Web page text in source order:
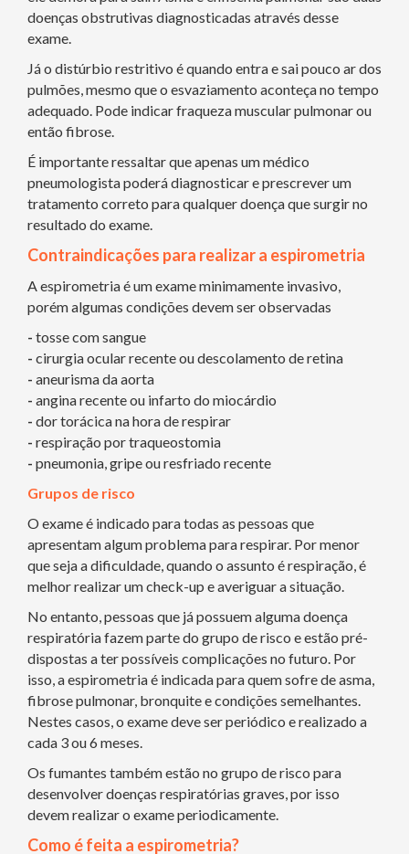
doenças obstrutivas diagnosticadas através desse
exame.
Já o distúrbio restritivo é quando entra e sai pouco ar dos
pulmões, mesmo que o esvaziamento aconteça no tempo
adequado. Pode indicar fraqueza muscular pulmonar ou
então fibrose.
É importante ressaltar que apenas um médico
pneumologista poderá diagnosticar e prescrever um
tratamento correto para qualquer doença que surgir no
resultado do exame.
Contraindicações para realizar a espirometria
A espirometria é um exame minimamente invasivo,
porém algumas condições devem ser observadas
- tosse com sangue
- cirurgia ocular recente ou descolamento de retina
- aneurisma da aorta
- angina recente ou infarto do miocárdio
- dor torácica na hora de respirar
- respiração por traqueostomia
- pneumonia, gripe ou resfriado recente
Grupos de risco
O exame é indicado para todas as pessoas que
apresentam algum problema para respirar. Por menor
que seja a dificuldade, quando o assunto é respiração, é
melhor realizar um check-up e averiguar a situação.
No entanto, pessoas que já possuem alguma doença
respiratória fazem parte do grupo de risco e estão pré-
dispostas a ter possíveis complicações no futuro. Por
isso, a espirometria é indicada para quem sofre de asma,
fibrose pulmonar, bronquite e condições semelhantes.
Nestes casos, o exame deve ser periódico e realizado a
cada 3 ou 6 meses.
Os fumantes também estão no grupo de risco para
desenvolver doenças respiratórias graves, por isso
devem realizar o exame periodicamente.
Como é feita a espirometria?